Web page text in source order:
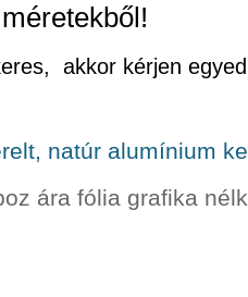
akkor kérjen
natúr alumínium
ára fólia grafika